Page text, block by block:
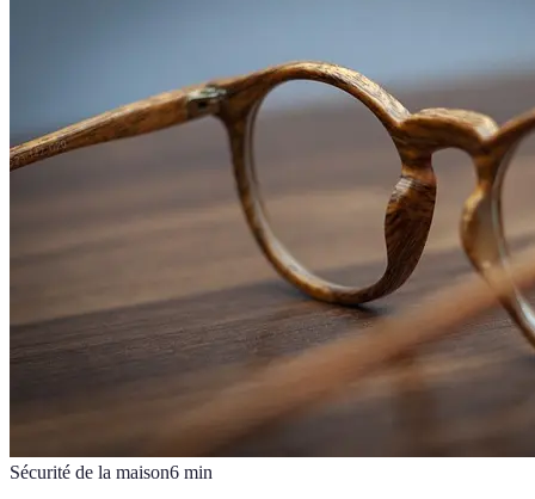
Sécurité de la maison6 min